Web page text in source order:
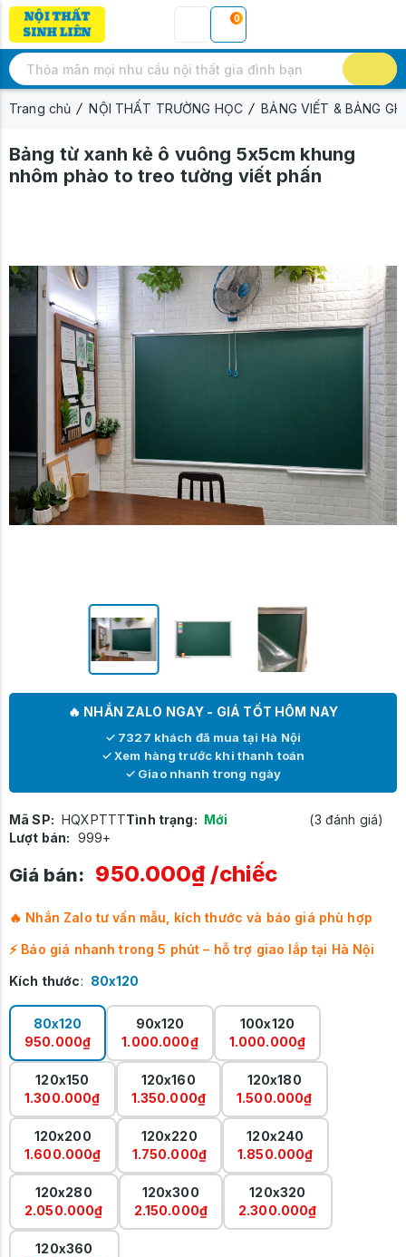
0
Trang chủ NỘI THẤT TRƯỜNG HỌC BẢNG VIẾT & BẢNG
Bảng từ xanh kẻ ô vuông 5x5cm khung
nhôm phào to treo tường viết phấn
🔥 NHẮN ZALO NGAY - GIÁ TỐT HÔM NAY
✓ 7327 khách đã mua tại Hà Nội
✓ Xem hàng trước khi thanh toán
✓ Giao nhanh trong ngày
Mã SP: HQXPTTTTình trạng: Mới
(3 đánh giá)
Lượt bán: 999+
Giá bán: 950.000₫/chiếc
🔥 Nhắn Zalo tư vấn mẫu, kích thước và báo giá phù hợp
⚡ Báo giá nhanh trong 5 phút – hỗ trợ giao lắp tại Hà Nội
Kích thước: 80x120
80x120
950.000₫
90x120
1.000.000₫
100x120
1.000.000₫
120x150
1.300.000₫
120x160
1.350.000₫
120x180
1.500.000₫
120x200
1.600.000₫
120x220
1.750.000₫
120x240
1.850.000₫
120x280
2.050.000₫
120x300
2.150.000₫
120x320
2.300.000₫
120x360